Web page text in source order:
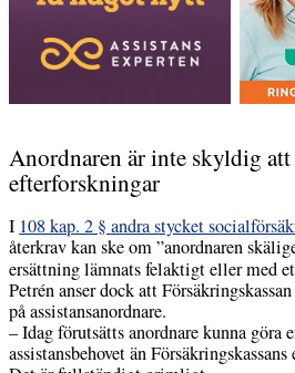
Anordnaren är inte skyldig
efterforskningar
I 108 kap. 2 § andra stycket
återkrav kan ske om ”anordnaren
ersättning lämnats felaktigt eller med
Petrén anser dock att
på assistansanordnare.
– Idag förutsätts anordnare kunna göra
assistansbehovet än